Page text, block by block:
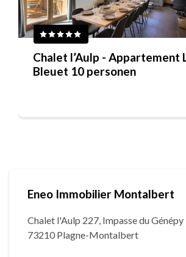
Chalet l’Aulp - Appartement
Bleuet 10 personen
Eneo Immobilier Montalbert
Chalet l'Aulp 227, Impasse du Génépy
73210 Plagne-Montalbert